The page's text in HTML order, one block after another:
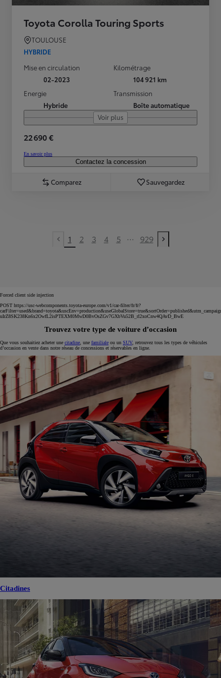
Toyota Corolla Touring Sports
TOULOUSE
HYBRIDE
Mise en circulation
02-2023
Kilométrage
104 921 km
Energie
Hybride
Transmission
Boîte automatique
Voir plus
22 690 €
En savoir plus
Contactez la concession
Comparez Sauvegardez
Previous page
1 2 3 4 5 ... 929
Next page
Forced client side injection
POST https://usc-webcomponents.toyota-europe.com/v1/car-filter/fr/fr?
uIrZ8SK238Kn6x2OwfL2isPTEXM0MwD0BvOsZGv7GXbVu52B_rl2xoCnw4QAvD_BwE
Trouvez votre type de voiture d’occasion
Que vous souhaitiez acheter une citadine , une familiale ou un SUV, retrouvez tous les types de véhicules
d’occasion en vente dans notre réseau de concessions et réservables en ligne.
Citadines